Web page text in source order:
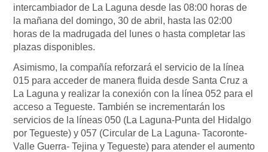
intercambiador de La Laguna desde las 08:00 horas de
la mañana del domingo, 30 de abril, hasta las 02:00
horas de la madrugada del lunes o hasta completar las
plazas disponibles.
Asimismo, la compañía reforzará el servicio de la línea
015 para acceder de manera fluida desde Santa Cruz a
La Laguna y realizar la conexión con la línea 052 para el
acceso a Tegueste. También se incrementarán los
servicios de la líneas 050 (La Laguna-Punta del Hidalgo
por Tegueste) y 057 (Circular de La Laguna- Tacoronte-
Valle Guerra- Tejina y Tegueste) para atender el aumento